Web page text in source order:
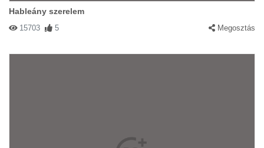
Hableány szerelem
15703 5 Megosztás